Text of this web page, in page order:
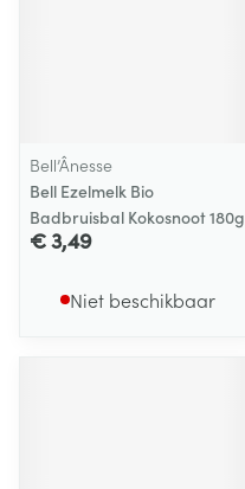
Bell’Ânesse
Bell Ezelmelk Bio
Badbruisbal Kokosnoot 180g
€ 3,49
Niet beschikbaar